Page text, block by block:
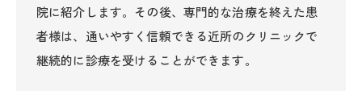
院に紹介します。その後、専門的な治療を終えた患
者様は、通いやすく信頼できる近所のクリニックで
継続的に診療を受けることができます。